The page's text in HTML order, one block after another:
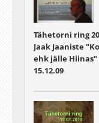
Tähetorni ring
Jaak Jaaniste
ehk jälle Hiinas"
15.12.09